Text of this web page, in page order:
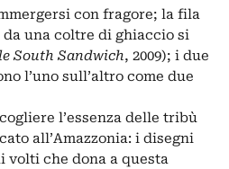
con fragore; la fila
una coltre di ghiaccio si
South Sandwich, 2009); i due
l’uno sull’altro come due
l’essenza delle tribù
all’Amazzonia: i disegni
volti che dona a questa